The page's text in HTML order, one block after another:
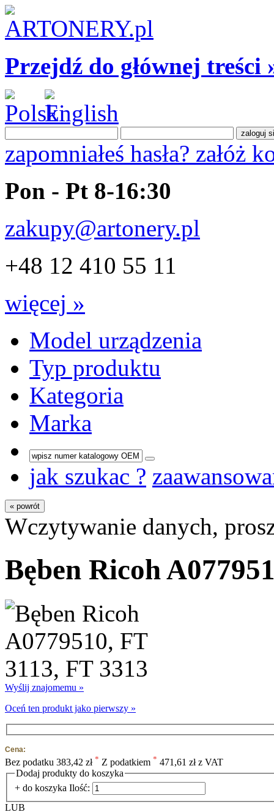
Przejdź do głównej treści
zapomniałeś hasła? załóż
Pon - Pt 8-16:30
zakupy@artonery.pl
+48 12 410 55 11
więcej »
Model urządzenia
Typ produktu
Kategoria
Marka
jak szukac ?
« powrót
Wczytywanie danych,
Bęben Ricoh
Wyślij znajomemu »
Oceń ten produkt jako pierwszy »
Cena:
Bez podatku 383,42 zł * Z podatkiem * 471,61 zł z VAT
Dodaj produkty do koszyka
+ do koszyka Ilość:
LUB